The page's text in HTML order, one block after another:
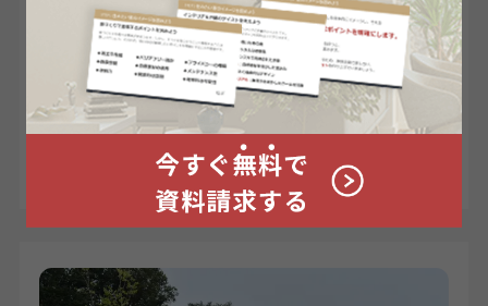
住宅を検討し始めますと、どんどん気持ち
が高ぶります。特に注文住宅を検討してい
る場合、選べる項目...
# 基本情報 # 新築
2022/02/16